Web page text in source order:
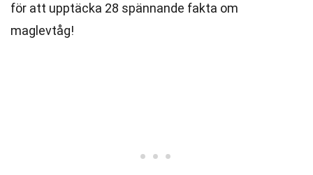
för att upptäcka 28 spännande fakta om
maglevtåg!